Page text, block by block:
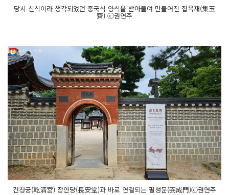
당시 신식이라 생각되었던 중국식 양식을 받아들여 만들어진 집옥재(集玉
齋) ⓒ권연주
건청궁(乾淸宮) 장안당(長安堂)과 바로 연결되는 필성문(弼成門)ⓒ권연주